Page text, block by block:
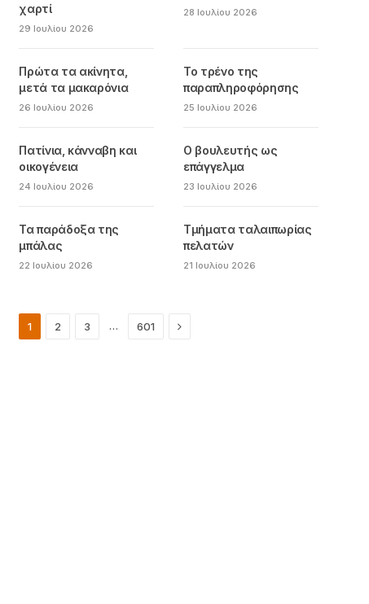
χαρτί
29 Ιουλίου 2026
28 Ιουλίου 2026
Πρώτα τα ακίνητα,
μετά τα μακαρόνια
26 Ιουλίου 2026
Το τρένο της
παραπληροφόρησης
25 Ιουλίου 2026
Πατίνια, κάνναβη και
οικογένεια
24 Ιουλίου 2026
Ο βουλευτής ως
επάγγελμα
23 Ιουλίου 2026
Τα παράδοξα της
μπάλας
22 Ιουλίου 2026
Τμήματα ταλαιπωρίας
πελατών
21 Ιουλίου 2026
1 2 3 … 601 Next